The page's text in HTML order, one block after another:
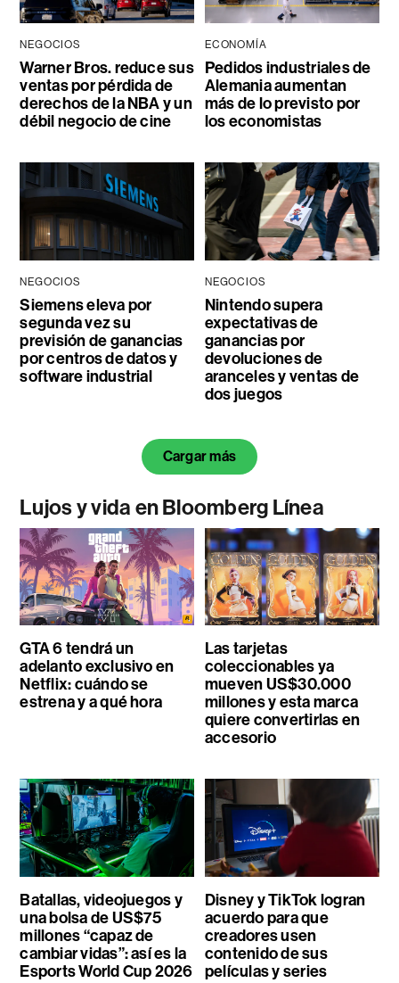
NEGOCIOS
Warner Bros. reduce sus
ventas por pérdida de
derechos de la NBA y un
débil negocio de cine
ECONOMÍA
Pedidos industriales de
Alemania aumentan
más de lo previsto por
los economistas
NEGOCIOS
Siemens eleva por
segunda vez su
previsión de ganancias
por centros de datos y
software industrial
NEGOCIOS
Nintendo supera
expectativas de
ganancias por
devoluciones de
aranceles y ventas de
dos juegos
Cargar más
Lujos y vida en Bloomberg Línea
GTA 6 tendrá un
adelanto exclusivo en
Netflix: cuándo se
estrena y a qué hora
Las tarjetas
coleccionables ya
mueven US$30.000
millones y esta marca
quiere convertirlas en
accesorio
Batallas, videojuegos y
una bolsa de US$75
millones “capaz de
cambiar vidas”: así es la
Esports World Cup 2026
Disney y TikTok logran
acuerdo para que
creadores usen
contenido de sus
películas y series